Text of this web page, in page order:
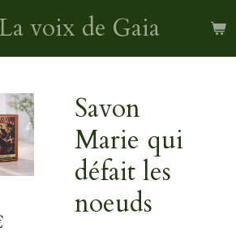
voix de Gaia
Savon
Marie qui
défait les
noeuds